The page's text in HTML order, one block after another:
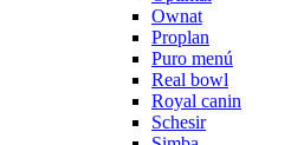
Ownat
Proplan
Puro menú
Real bowl
Royal canin
Schesir